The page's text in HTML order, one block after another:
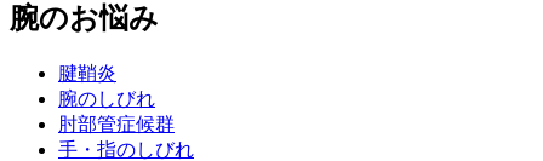
腕のお悩み
腱鞘炎
腕のしびれ
肘部管症候群
手・指のしびれ